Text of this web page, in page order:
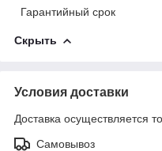
Гарантийный срок
Скрыть
Условия доставки
Доставка осуществляется
Самовывоз